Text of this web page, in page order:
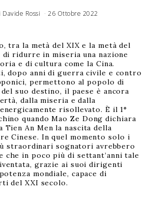
Davide Rossi 26 Ottobre 2022
tra la metà del XIX e la metà del
di ridurre in miseria una nazione
e di cultura come la Cina.
dopo anni di guerra civile e contro
permettono al popolo di
suo destino, il paese è ancora
dalla miseria e dalla
risollevato. È il 1°
quando Mao Ze Dong dichiara
Tien An Men la nascita della
Cinese. In quel momento solo i
straordinari sognatori avrebbero
che in poco più di settant’anni tale
grazie ai suoi dirigenti
mondiale, capace di
del XXI secolo.